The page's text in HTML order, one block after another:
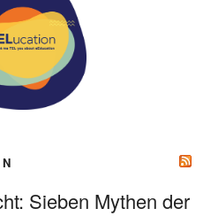
Sieben Mythen der